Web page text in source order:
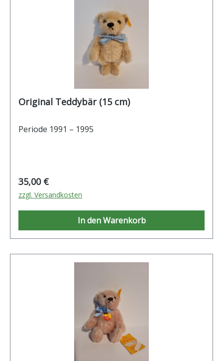
Original Teddybär (15 cm)
Periode 1991 – 1995
Regulärer Preis:
35,00 €
zzgl. Versandkosten
In den Warenkorb